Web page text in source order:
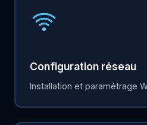
Configuration réseau
Installation et paramétrage